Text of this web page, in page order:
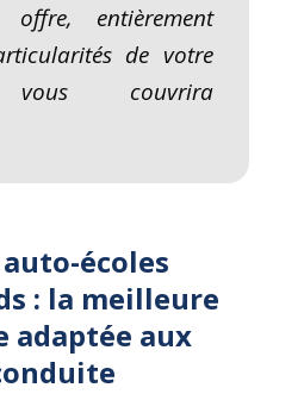
entièrement
de votre
vous couvrira
écoles
: la meilleure
adaptée aux